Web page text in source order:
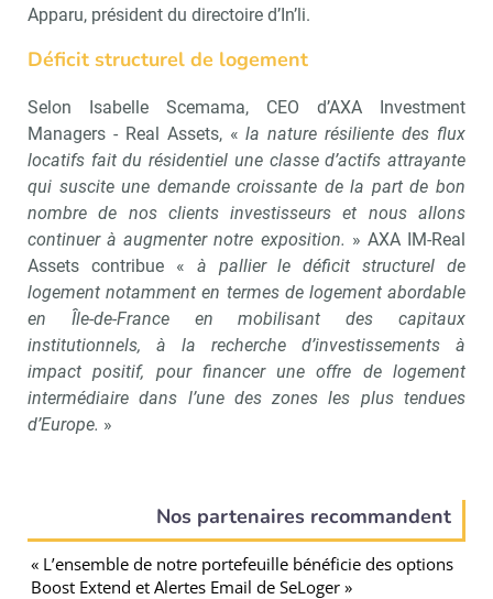
Apparu, président du directoire d’In’li.
Déficit structurel de logement
Selon Isabelle Scemama, CEO d’AXA Investment
Managers - Real Assets, «la nature résiliente des flux
locatifs fait du résidentiel une classe d’actifs attrayante
qui suscite une demande croissante de la part de bon
nombre de nos clients investisseurs et nous allons
continuer à augmenter notre exposition. » AXA IM-Real
Assets contribue « à pallier le déficit structurel de
logement notamment en termes de logement abordable
en Île-de-France en mobilisant des capitaux
institutionnels, à la recherche d’investissements à
impact positif, pour financer une offre de logement
intermédiaire dans l’une des zones les plus tendues
d’Europe. »
Nos partenaires recommandent
« L’ensemble de notre portefeuille bénéficie des options
Boost Extend et Alertes Email de SeLoger »